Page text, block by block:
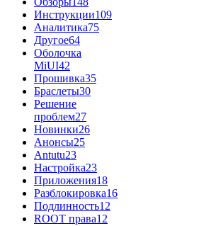
Инструкции109
Аналитика75
Другое64
Оболочка
MiUI42
Прошивка35
Браслеты30
Решение
проблем27
Новинки26
Анонсы25
Antutu23
Настройка23
Приложения18
Разблокировка16
Подлинность12
ROOT права12